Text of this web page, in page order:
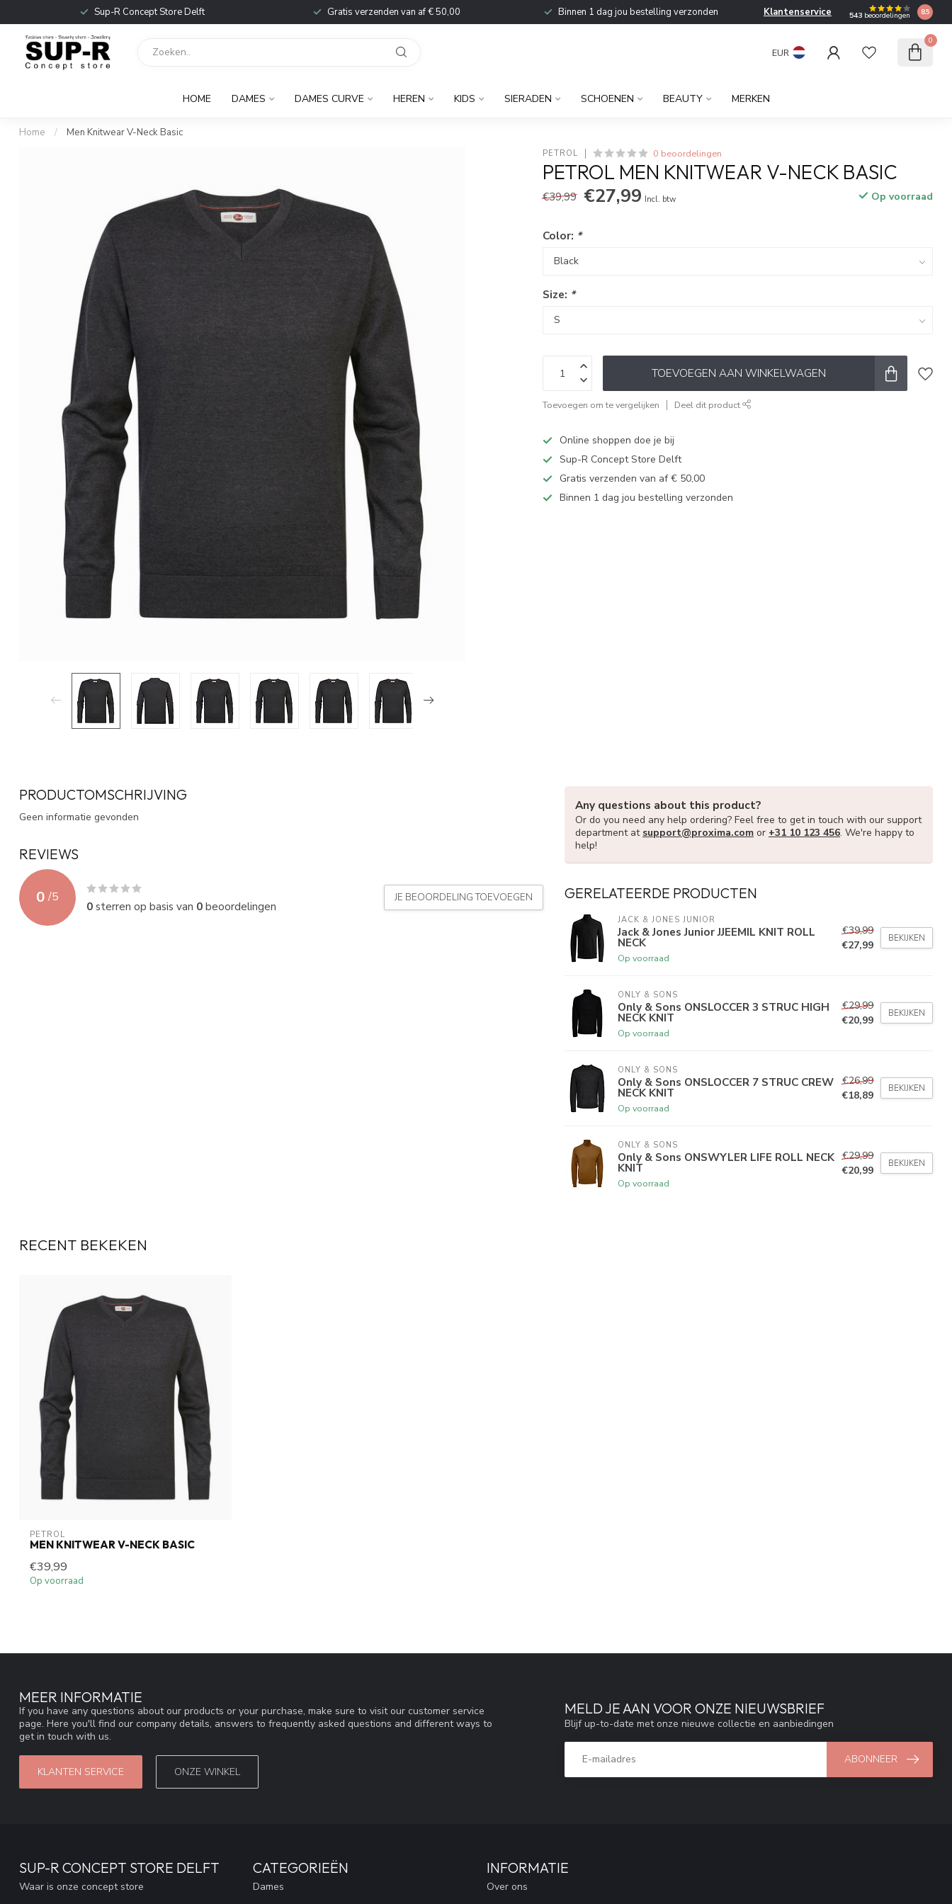
Sup-R Concept Store Delft Gratis verzenden van af € 50,00 Binnen 1 dag jou bestelling verzonden Klantenservice 543 beoordelingen 8.5
EUR
0
HOME DAMES DAMES CURVE HEREN KIDS SIERADEN SCHOENEN BEAUTY MERKEN
Home / Men Knitwear V-Neck Basic
PETROL 0 beoordelingen
PETROL MEN KNITWEAR V-NECK BASIC
€39,99 €27,99 Incl. btw Op voorraad
Color: *
Size: *
TOEVOEGEN AAN WINKELWAGEN
Toevoegen om te vergelijken Deel dit product
Online shoppen doe je bij
Sup-R Concept Store Delft
Gratis verzenden van af € 50,00
Binnen 1 dag jou bestelling verzonden
PRODUCTOMSCHRIJVING
Geen informatie gevonden
REVIEWS
0 /5
0sterren op basis van 0beoordelingen
JE BEOORDELING TOEVOEGEN
Any questions about this product?
Or do you need any help ordering? Feel free to get in touch with our support
department at support@proxima.com or +31 10 123 456. We're happy to
help!
GERELATEERDE PRODUCTEN
JACK & JONES JUNIOR
Jack & Jones Junior JJEEMIL KNIT ROLL
NECK
Op voorraad
€39,99
€27,99
BEKIJKEN
ONLY & SONS
Only & Sons ONSLOCCER 3 STRUC HIGH
NECK KNIT
Op voorraad
€29,99
€20,99
BEKIJKEN
ONLY & SONS
Only & Sons ONSLOCCER 7 STRUC CREW
NECK KNIT
Op voorraad
€26,99
€18,89
BEKIJKEN
ONLY & SONS
Only & Sons ONSWYLER LIFE ROLL NECK
KNIT
Op voorraad
€29,99
€20,99
BEKIJKEN
RECENT BEKEKEN
PETROL
MEN KNITWEAR V-NECK BASIC
€39,99
Op voorraad
MEER INFORMATIE
If you have any questions about our products or your purchase, make sure to visit our customer service
page. Here you'll find our company details, answers to frequently asked questions and different ways to
get in touch with us.
KLANTEN SERVICE ONZE WINKEL
MELD JE AAN VOOR ONZE NIEUWSBRIEF
Blijf up-to-date met onze nieuwe collectie en aanbiedingen
ABONNEER
SUP-R CONCEPT STORE DELFT
Waar is onze concept store
CATEGORIEËN
Dames
INFORMATIE
Over ons